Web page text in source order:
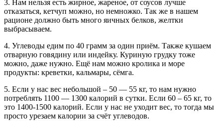
3. Нам нельзя есть жирное, жареное, от соусов лучше
отказаться, кетчуп можно, но немножко. Так же в нашем
рационе должно быть много яичных белков, желтки
выбрасываем.
4. Углеводы едим по 40 грамм за один приём. Также кушаем
отварную говядину или индейку. Куриную грудку тоже
можно, даже нужно. Ещё нам можно кролика и море
продукты: креветки, кальмары, сёмга.
5. Если у нас вес небольшой – 50 — 55 кг, то нам нужно
потреблять 1100 — 1300 калорий в сутки. Если 60 – 65 кг, то
это 1400-1500 калорий. Если у нас не уходит вес, то тогда мы
просто урезаем калории за счёт углеводов.